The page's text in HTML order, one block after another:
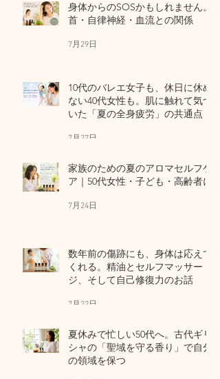
身体からのSOSかもしれません。
首・自律神経・血流との関係
7月29日
10代のバレエ女子も、休日に休め
ない40代女性も。肌に触れて気づ
いた「夏の全身疲労」の共通点
7月27日
家族のための夏のアロマセルフケ
ア｜50代女性・子ども・高齢者に
7月24日
数年前の傷跡にも、身体は応えて
くれる。精油とセルフマッサー
ジ、そして自己修復力のお話
7月22日
夏休みで忙しい50代へ。古代ギリ
シャの「聖域を守る香り」で自分
の領域を保つ